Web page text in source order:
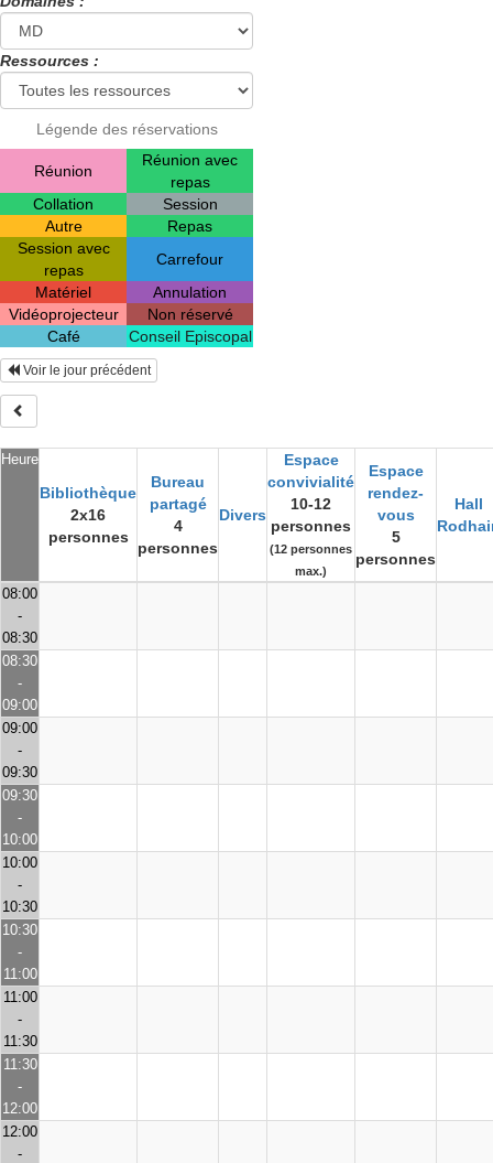
Ressources :
Légende des réservations
Réunion
Réunion avec
repas
Collation
Session
Autre
Repas
Session avec
repas
Carrefour
Matériel
Annulation
Vidéoprojecteur
Non réservé
Café
Conseil Episcopal
Heure
Bibliothèque
2x16
personnes
Bureau
partagé
4
personnes
Divers
Espace
convivialité
10-12
personnes
(12 personnes
max.)
Espace
rendez-
vous
5
personnes
Hall
Voir le jour précédent
08:00
-
08:30
08:30
-
09:00
09:00
-
09:30
09:30
-
10:00
10:00
-
10:30
10:30
-
11:00
11:00
-
11:30
11:30
-
12:00
12:00
-